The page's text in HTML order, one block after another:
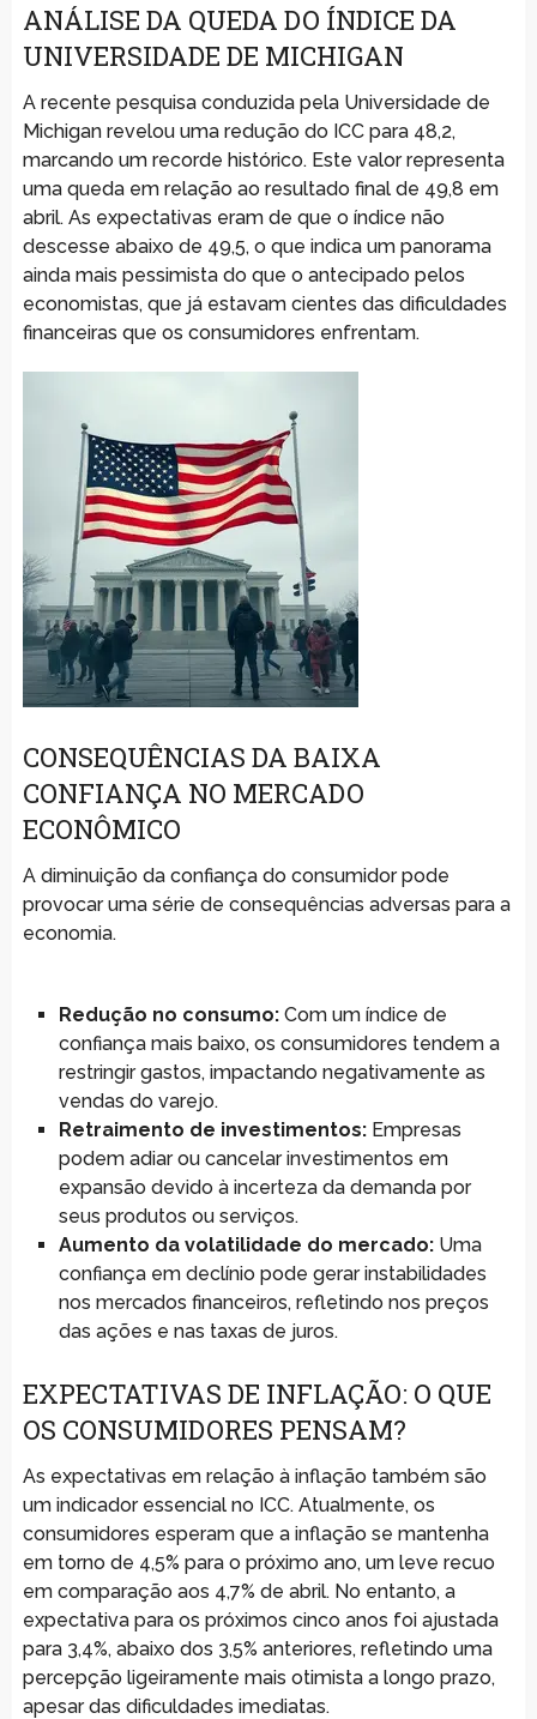
ANÁLISE DA QUEDA DO ÍNDICE DA
UNIVERSIDADE DE MICHIGAN
A recente pesquisa conduzida pela Universidade de
Michigan revelou uma redução do ICC para 48,2,
marcando um recorde histórico. Este valor representa
uma queda em relação ao resultado final de 49,8 em
abril. As expectativas eram de que o índice não
descesse abaixo de 49,5, o que indica um panorama
ainda mais pessimista do que o antecipado pelos
economistas, que já estavam cientes das dificuldades
financeiras que os consumidores enfrentam.
CONSEQUÊNCIAS DA BAIXA
CONFIANÇA NO MERCADO
ECONÔMICO
A diminuição da confiança do consumidor pode
provocar uma série de consequências adversas para a
economia.
Redução no consumo:Com um índice de
confiança mais baixo, os consumidores tendem a
restringir gastos, impactando negativamente as
vendas do varejo.
Retraimento de investimentos:Empresas
podem adiar ou cancelar investimentos em
expansão devido à incerteza da demanda por
seus produtos ou serviços.
Aumento da volatilidade do mercado:Uma
confiança em declínio pode gerar instabilidades
nos mercados financeiros, refletindo nos preços
das ações e nas taxas de juros.
EXPECTATIVAS DE INFLAÇÃO: O QUE
OS CONSUMIDORES PENSAM?
As expectativas em relação à inflação também são
um indicador essencial no ICC. Atualmente, os
consumidores esperam que a inflação se mantenha
em torno de 4,5% para o próximo ano, um leve recuo
em comparação aos 4,7% de abril. No entanto, a
expectativa para os próximos cinco anos foi ajustada
para 3,4%, abaixo dos 3,5% anteriores, refletindo uma
percepção ligeiramente mais otimista a longo prazo,
apesar das dificuldades imediatas.